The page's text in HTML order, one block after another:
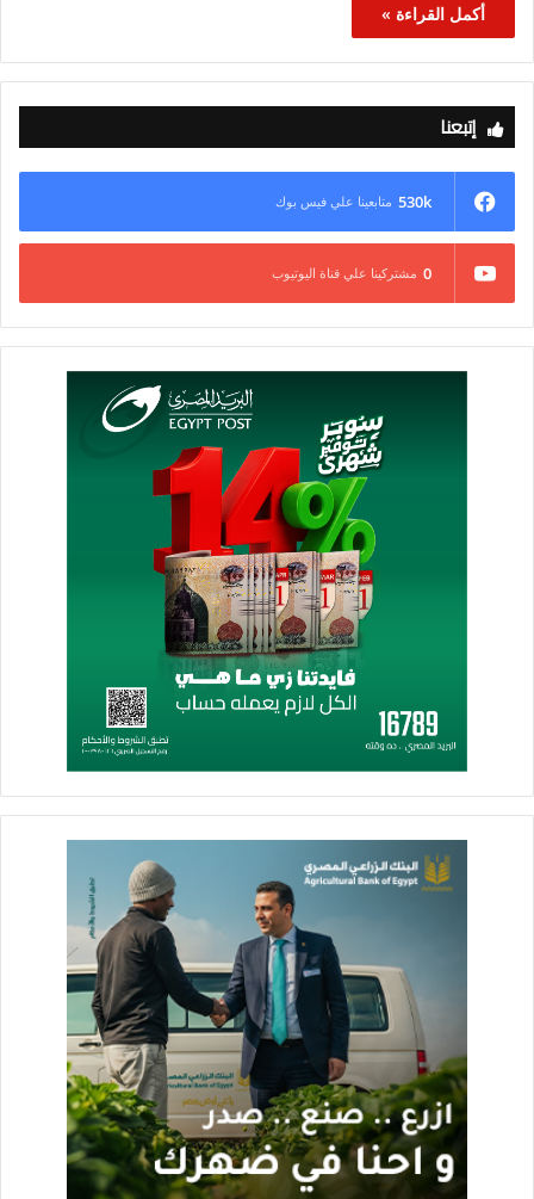
أكمل القراءة »
إتبعنا
530k متابعينا علي فيس بوك
0 مشتركينا علي قناة اليوتيوب